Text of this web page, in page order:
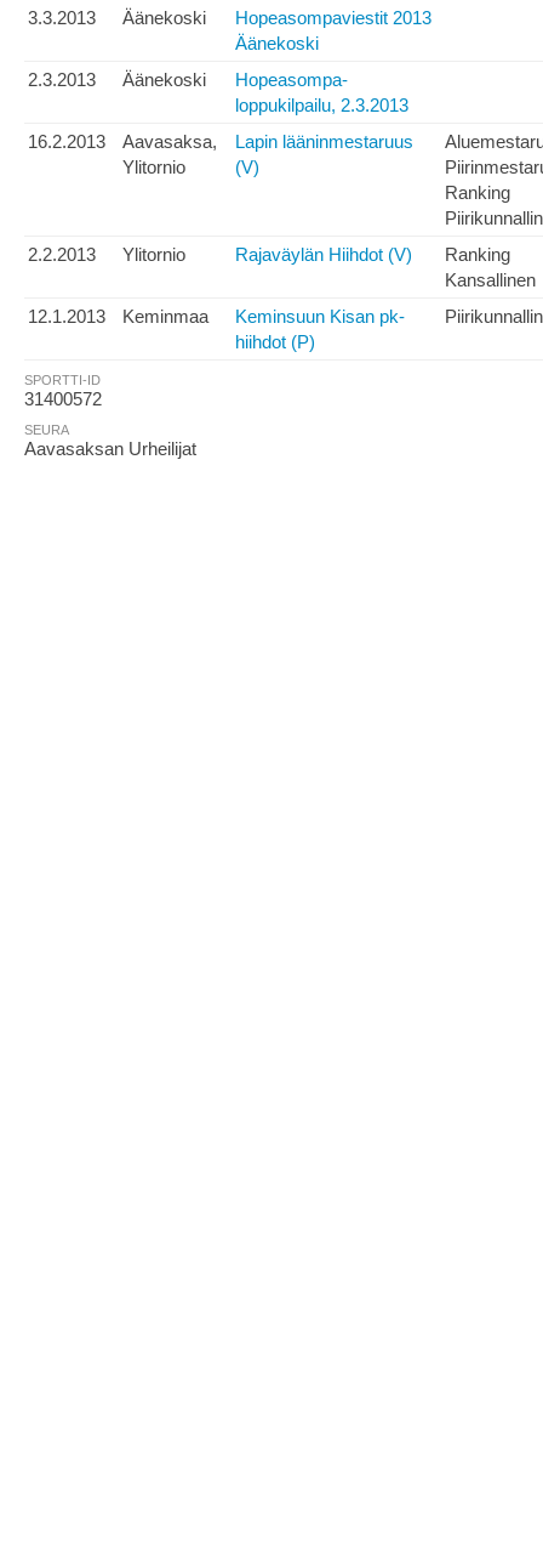
3.3.2013 Äänekoski
Hopeasompaviestit 2013
Äänekoski
2.3.2013
Äänekoski
Hopeasompa-
loppukilpailu, 2.3.2013
16.2.2013
Aavasaksa,
Ylitornio
Lapin lääninmestaruus
(V)
Ranking
2.2.2013
Ylitornio Rajaväylän Hiihdot (V)
Ranking
Kansallinen
12.1.2013
Keminmaa
Keminsuun Kisan pk-
hiihdot (P)
SPORTTI-ID
31400572
SEURA
Aavasaksan Urheilijat